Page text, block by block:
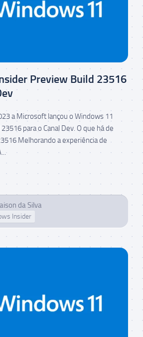
Preview Build 23516
a Microsoft lançou o Windows 11
para o Canal Dev. O que há de
Melhorando a experiência de
da Silva
Insider